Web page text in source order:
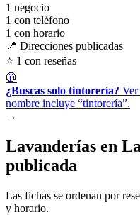
1 negocio
1 con teléfono
1 con horario
📍 Direcciones publicadas
⭐ 1 con reseñas
🧥
¿Buscas solo tintorería?
nombre incluye “tintorería”.
→
Lavanderías en
publicada
Las fichas se ordenan por
y horario.